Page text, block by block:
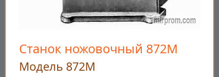
Станок ножовочный 872М
Модель 872М